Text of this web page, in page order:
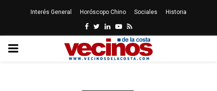
Interés General Horóscopo Chino Sociales Historia
Facebook
Twitter
LinkedinYoutube
Rss
PRIMARY